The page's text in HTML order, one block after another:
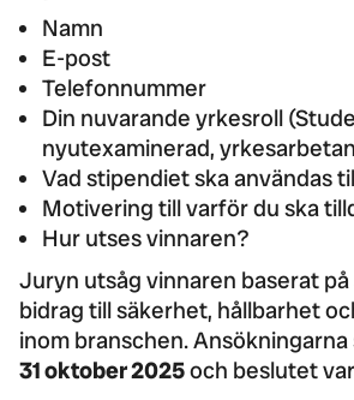
Namn
E-post
Telefonnummer
Din nuvarande yrkesroll
nyutexaminerad,
Vad stipendiet ska användas
Motivering till varför du ska
Hur utses vinnaren?
Juryn utsåg vinnaren baserat
bidrag till säkerhet, hållbarhet
inom branschen.
31 oktober 2025och beslutet